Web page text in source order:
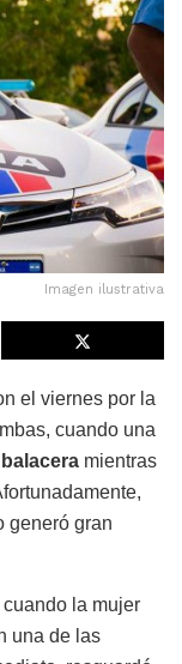
Imagen ilustrativa
el viernes por la
cuando una
balacera mientras
generó gran
cuando la mujer
una de las